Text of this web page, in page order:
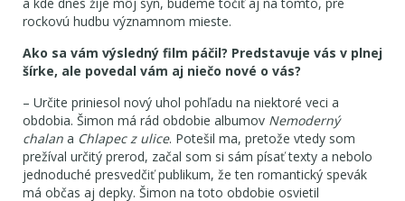
a kde dnes žije môj syn, budeme točiť aj na tomto, pre
rockovú hudbu významnom mieste.
Ako sa vám výsledný film páčil? Predstavuje vás v plnej
šírke, ale povedal vám aj niečo nové o vás?
– Určite priniesol nový uhol pohľadu na niektoré veci a
obdobia. Šimon má rád obdobie albumov Nemoderný
chalan a Chlapec z ulice. Potešil ma, pretože vtedy som
prežíval určitý prerod, začal som si sám písať texty a nebolo
jednoduché presvedčiť publikum, že ten romantický spevák
má občas aj depky. Šimon na toto obdobie osvietil